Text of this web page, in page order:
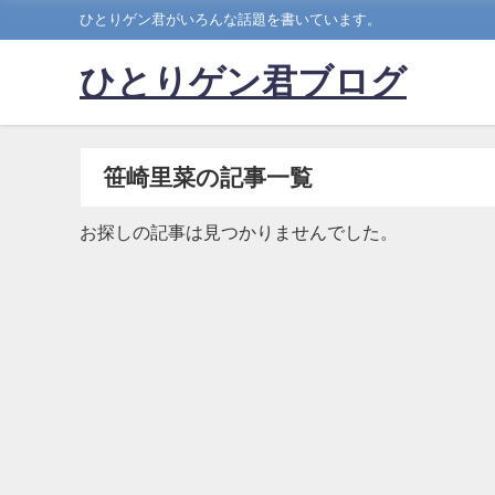
ひとりゲン君がいろんな話題を書いています。
ひとりゲン君ブログ
笹崎里菜の記事一覧
お探しの記事は見つかりませんでした。